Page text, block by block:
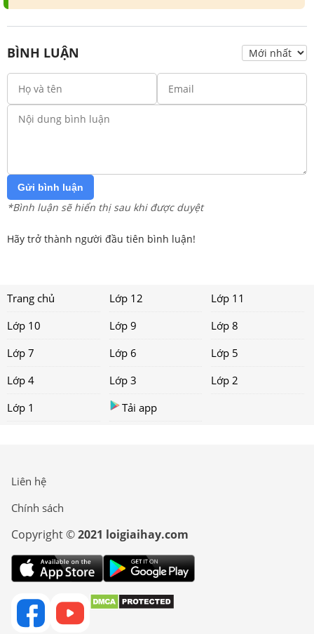
Báo lỗi - Góp ý
Tham Gia Group Dành Cho Lớp 8
Chia Sẻ, Trao Đổi Tài Liệu Miễn Phí
BÌNH LUẬN
Lớp 7
Lớp 4
Lớp 1
Tải app
Liên hệ